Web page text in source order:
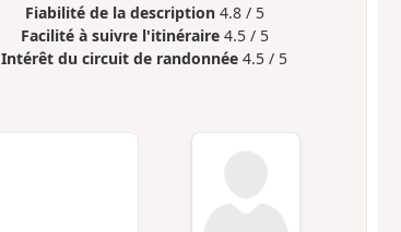
Fiabilité de la description 4.8 / 5
Facilité à suivre l'itinéraire 4.5 / 5
Intérêt du circuit de randonnée 4.5 / 5